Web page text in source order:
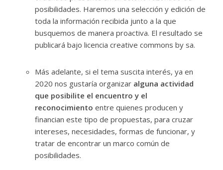
posibilidades. Haremos una selección y edición de
toda la información recibida junto a la que
busquemos de manera proactiva. El resultado se
publicará bajo licencia creative commons by sa.
Más adelante, si el tema suscita interés, ya en
2020 nos gustaría organizar alguna actividad
que posibilite el encuentro y el
reconocimiento entre quienes producen y
financian este tipo de propuestas, para cruzar
intereses, necesidades, formas de funcionar, y
tratar de encontrar un marco común de
posibilidades.